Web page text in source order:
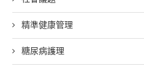
精準健康管理
糖尿病護理